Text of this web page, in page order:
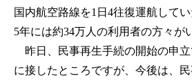
国内航空路線を1日4往復運航して
5年には約34万人の利用者の方々が
昨日、民事再生手続の開始の申
に接したところですが、今後は、